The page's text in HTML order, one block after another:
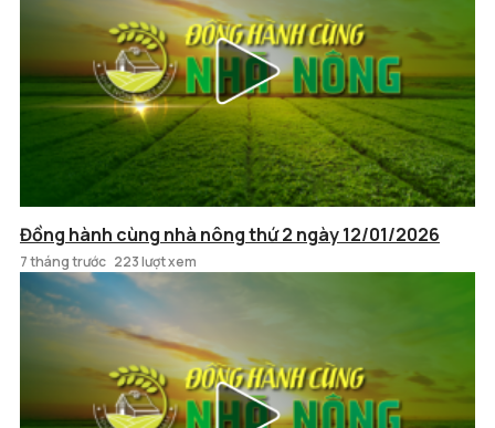
Đồng hành cùng nhà nông thứ 2 ngày 12/01/2026
7 tháng trước 223 lượt xem